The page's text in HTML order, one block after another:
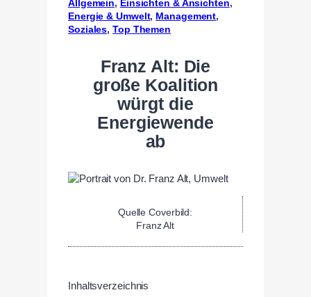
Allgemein, Einsichten & Ansichten
Energie & Umwelt, Management
Soziales, Top Themen
Franz Alt: Die
große Koalition
würgt die
Energiewende
ab
Quelle Coverbild:
Franz Alt
Inhaltsverzeichnis